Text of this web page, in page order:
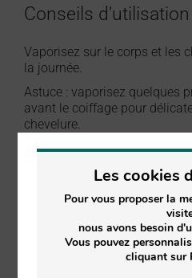
Conseils d’utilisation
Vaporisez sur le corps et les
la journée.
Astuce : vaporisez quelques
avant le coiffage pour
chevelure.
Les engagements
✓ 100 % d’ingrédients
✓ 63,1 % d’ingrédients
✓ 6,1 % d’ingrédients issus
✓ Fabriquée en Occitanie
✓ Corps & cheveux
Les cookies
Pour vous proposer la
nous avons besoin
Vous pouvez
cliquant sur